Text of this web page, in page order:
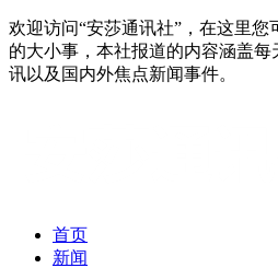
欢迎访问“安莎通讯社”，在这里
的大小事，本社报道的内容涵盖
讯以及国内外焦点新闻事件。
首页
新闻